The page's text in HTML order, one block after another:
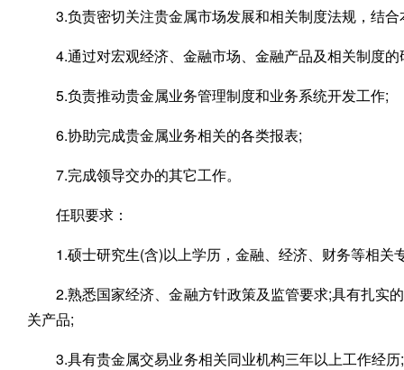
3.负责密切关注贵金属市场发展和相关制度法规，结
4.通过对宏观经济、金融市场、金融产品及相关制度
5.负责推动贵金属业务管理制度和业务系统开发工作;
6.协助完成贵金属业务相关的各类报表;
7.完成领导交办的其它工作。
任职要求：
1.硕士研究生(含)以上学历，金融、经济、财务等相关
2.熟悉国家经济、金融方针政策及监管要求;具有扎实
关产品;
3.具有贵金属交易业务相关同业机构三年以上工作经